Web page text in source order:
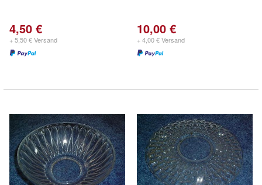
4,50 €
+ 5,50 € Versand
10,00 €
+ 4,00 € Versand